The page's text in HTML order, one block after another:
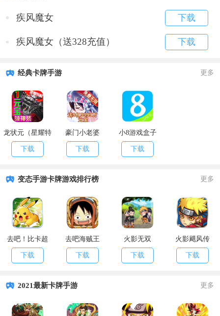
疾风魔女 下载
疾风魔女（送328充值） 下载
经典卡牌手游 更多
龙状元（星耀特
权）
下载
豪门小老婆
（GM版）
下载
小8游戏盒子
下载
变态手游卡牌游戏排行榜 更多
去吧！比卡超
下载
去吧海贼王
下载
火影无双
下载
火影飓风传
下载
2021最新卡牌手游 更多